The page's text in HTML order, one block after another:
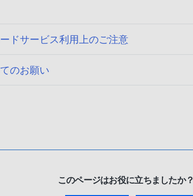
ドサービス利用上のご注意
のお願い
このページはお役に立ちましたか？